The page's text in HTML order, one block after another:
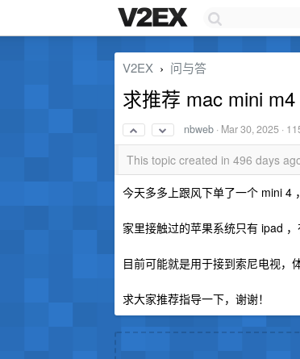
V2EX › 问与答
求推荐 mac mini
nbweb · Mar 30, 2025 ·
This topic created in 496 days
今天多多上跟风下单了一个 mini 4
家里接触过的苹果系统只有 ipad ，
目前可能就是用于接到索尼电视，
求大家推荐指导一下，谢谢！